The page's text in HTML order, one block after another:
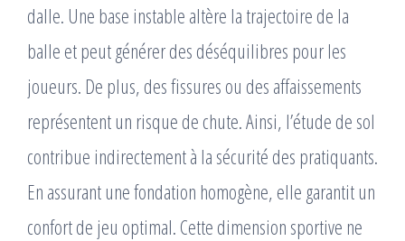
dalle. Une base instable altère la trajectoire de la
balle et peut générer des déséquilibres pour les
joueurs. De plus, des fissures ou des affaissements
représentent un risque de chute. Ainsi, l’étude de sol
contribue indirectement à la sécurité des pratiquants.
En assurant une fondation homogène, elle garantit un
confort de jeu optimal. Cette dimension sportive ne